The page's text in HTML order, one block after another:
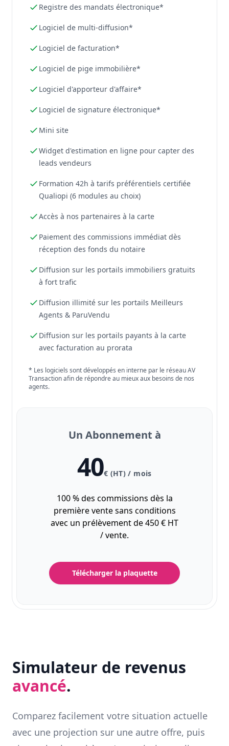
Registre des mandats électronique*
Logiciel de multi-diffusion*
Logiciel de facturation*
Logiciel de pige immobilière*
Logiciel d'apporteur d'affaire*
Logiciel de signature électronique*
Mini site
Widget d'estimation en ligne pour capter des
leads vendeurs
Formation 42h à tarifs préférentiels certifiée
Qualiopi (6 modules au choix)
Accès à nos partenaires à la carte
Paiement des commissions immédiat dès
réception des fonds du notaire
Diffusion sur les portails immobiliers gratuits
à fort trafic
Diffusion illimité sur les portails Meilleurs
Agents & ParuVendu
Diffusion sur les portails payants à la carte
avec facturation au prorata
* Les logiciels sont développés en interne par le réseau AV
Transaction afin de répondre au mieux aux besoins de nos
agents.
Un Abonnement à
40€ (HT) / mois
100 % des commissions dès la
première vente sans conditions
avec un prélèvement de 450 € HT
/ vente.
Télécharger la plaquette
Simulateur de revenus
avancé.
Comparez facilement votre situation actuelle
avec une projection sur une autre offre, puis